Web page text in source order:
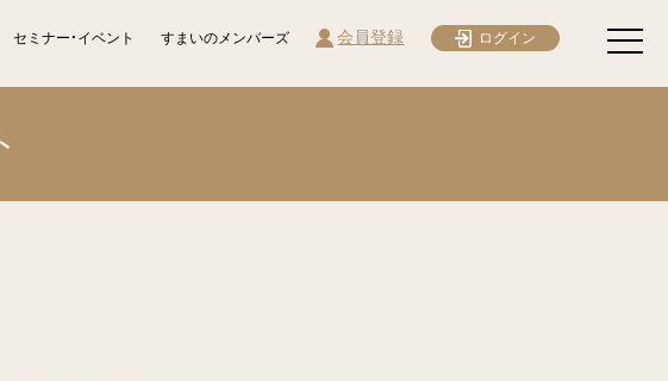
セミナー・イベント すまいのメンバーズ 会員登録 ログイン